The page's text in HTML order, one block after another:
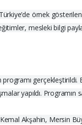
örnek
mesleki bilgi
gerçekleştirildi.
yapıldı. Programın
Akşahin, Mersin